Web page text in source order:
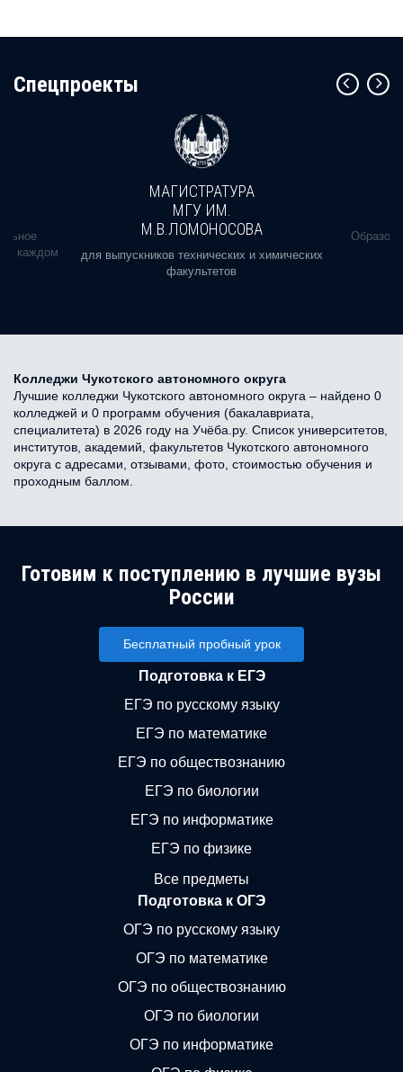
Cпецпроекты
в каждом
МАГИСТРАТУРА
МГУ ИМ.
М.В.ЛОМОНОСОВА
для выпускников технических и химических
факультетов
Колледжи Чукотского автономного округа
Лучшие колледжи Чукотского автономного округа – найдено 0
колледжей и 0 программ обучения (бакалавриата,
специалитета) в 2026 году на Учёба.ру. Список университетов,
институтов, академий, факультетов Чукотского автономного
округа с адресами, отзывами, фото, стоимостью обучения и
проходным баллом.
Готовим к поступлению в лучшие вузы
России
Бесплатный пробный урок
Подготовка к ЕГЭ
ЕГЭ по русскому языку
ЕГЭ по математике
ЕГЭ по обществознанию
ЕГЭ по биологии
ЕГЭ по информатике
ЕГЭ по физике
Все предметы
Подготовка к ОГЭ
ОГЭ по русскому языку
ОГЭ по математике
ОГЭ по обществознанию
ОГЭ по биологии
ОГЭ по информатике